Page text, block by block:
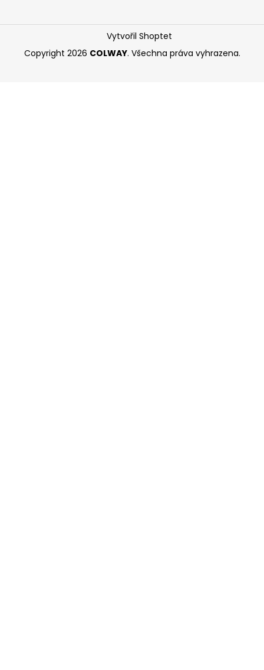
Vytvořil Shoptet
Copyright 2026 COLWAY. Všechna práva vyhrazena.